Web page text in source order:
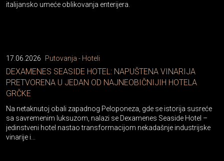
italijansko umeće oblikovanja enterijera.
17.06.2026 Putovanja - Hoteli
DEXAMENES SEASIDE HOTEL: NAPUŠTENA VINARIJA
PRETVORENA U JEDAN OD NAJNEOBIČNIJIH HOTELA
GRČKE
Na netaknutoj obali zapadnog Peloponeza, gde se istorija susreće
sa savremenim luksuzom, nalazi se Dexamenes Seaside Hotel –
jedinstveni hotel nastao transformacijom nekadašnje industrijske
vinarije i...